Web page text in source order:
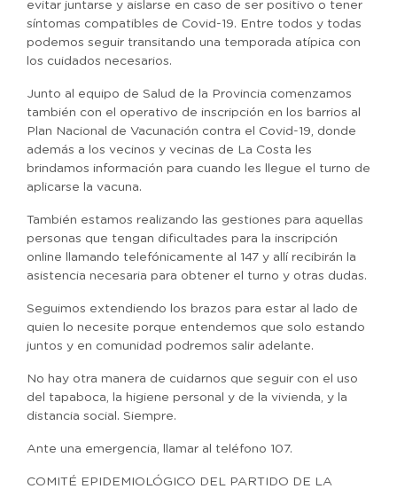
evitar juntarse y aislarse en caso de ser positivo o tener
síntomas compatibles de Covid-19. Entre todos y todas
podemos seguir transitando una temporada atípica con
los cuidados necesarios.
Junto al equipo de Salud de la Provincia comenzamos
también con el operativo de inscripción en los barrios al
Plan Nacional de Vacunación contra el Covid-19, donde
además a los vecinos y vecinas de La Costa les
brindamos información para cuando les llegue el turno de
aplicarse la vacuna.
También estamos realizando las gestiones para aquellas
personas que tengan dificultades para la inscripción
online llamando telefónicamente al 147 y allí recibirán la
asistencia necesaria para obtener el turno y otras dudas.
Seguimos extendiendo los brazos para estar al lado de
quien lo necesite porque entendemos que solo estando
juntos y en comunidad podremos salir adelante.
No hay otra manera de cuidarnos que seguir con el uso
del tapaboca, la higiene personal y de la vivienda, y la
distancia social. Siempre.
Ante una emergencia, llamar al teléfono 107.
COMITÉ EPIDEMIOLÓGICO DEL PARTIDO DE LA